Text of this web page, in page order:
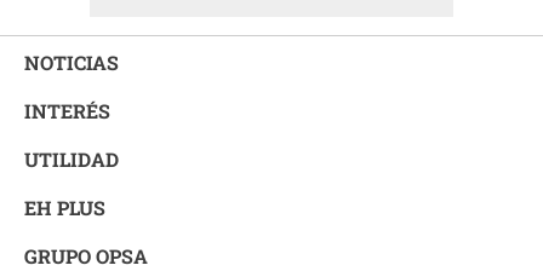
NOTICIAS
INTERÉS
UTILIDAD
EH PLUS
GRUPO OPSA